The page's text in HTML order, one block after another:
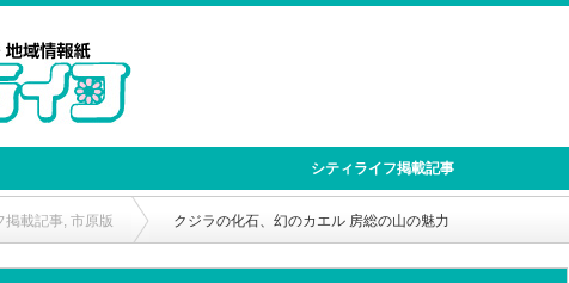
シティライフ掲載記事
掲載記事, 市原版 クジラの化石、幻のカエル 房総の山の魅力